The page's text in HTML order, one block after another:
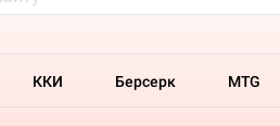
ККИ Берсерк MTG